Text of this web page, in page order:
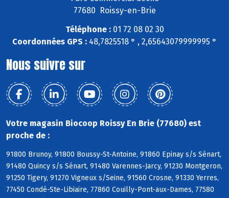
77680 Roissy-en-Brie
Téléphone :01 72 08 02 30
Coordonnées GPS : 48,7825518 ° , 2,65643079999995 °
Nous suivre sur
Votre magasin Biocoop Roissy En Brie (77680) est
proche de :
91800 Brunoy, 91800 Boussy-St-Antoine, 91860 Epinay s/s Sénart,
91480 Quincy s/s Sénart, 91480 Varennes-Jarcy, 91230 Montgeron,
91250 Tigery, 91270 Vigneux s/Seine, 91560 Crosne, 91330 Yerres,
77450 Condé-Ste-Libiaire, 77860 Couilly-Pont-aux-Dames, 77580